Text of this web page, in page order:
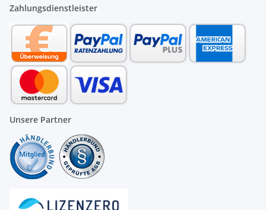
Zahlungsdienstleister
Unsere Partner